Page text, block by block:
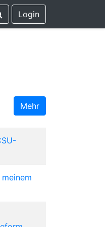
Login
Mehr